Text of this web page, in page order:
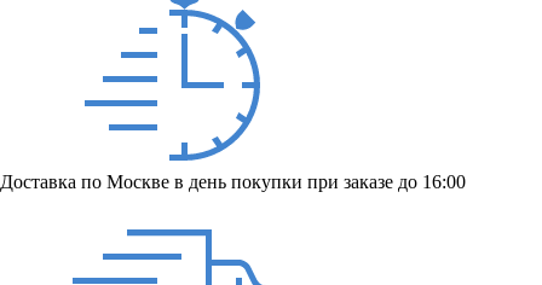
Доставка по Москве в день покупки при заказе до 16:00